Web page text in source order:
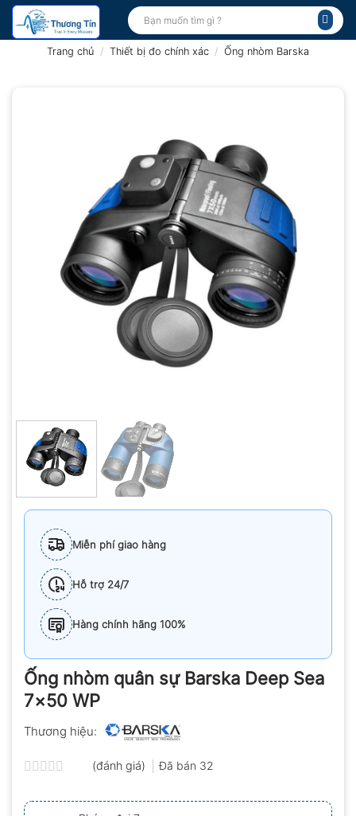
Bỏ
qua
Tìm
kiếm:
Trang chủ / Thiết bị đo chính xác / Ống nhòm Barska
Miễn phí giao hàng
Hỗ trợ 24/7
Hàng chính hãng 100%
Ống nhòm quân sự Barska Deep Sea
7×50 WP
Thương hiệu:
xếp
hạng
(đánh giá) Đã bán 32